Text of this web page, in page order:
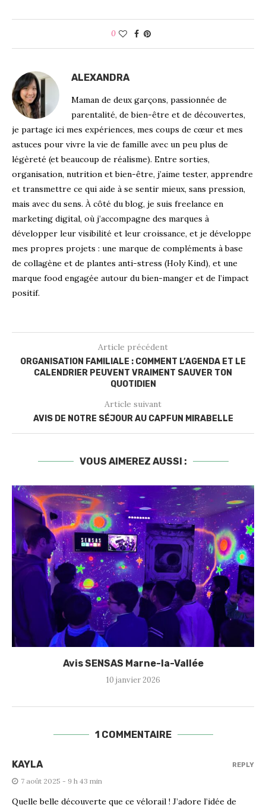
0
ALEXANDRA
Maman de deux garçons, passionnée de
parentalité, de bien-être et de découvertes,
je partage ici mes expériences, mes coups de cœur et mes
astuces pour vivre la vie de famille avec un peu plus de
légèreté (et beaucoup de réalisme). Entre sorties,
organisation, nutrition et bien-être, j’aime tester, apprendre
et transmettre ce qui aide à se sentir mieux, sans pression,
mais avec du sens. À côté du blog, je suis freelance en
marketing digital, où j’accompagne des marques à
développer leur visibilité et leur croissance, et je développe
mes propres projets : une marque de compléments à base
de collagène et de plantes anti-stress (Holy Kind), et une
marque food engagée autour du bien-manger et de l’impact
positif.
Article précédent
ORGANISATION FAMILIALE : COMMENT L’AGENDA ET LE
CALENDRIER PEUVENT VRAIMENT SAUVER TON
QUOTIDIEN
Article suivant
AVIS DE NOTRE SÉJOUR AU CAPFUN MIRABELLE
VOUS AIMEREZ AUSSI :
Avis SENSAS Marne-la-Vallée
10 janvier 2026
1 COMMENTAIRE
KAYLA
7 août 2025 - 9 h 43 min
Quelle belle découverte que ce vélorail ! J’adore l’idée de
REPLY